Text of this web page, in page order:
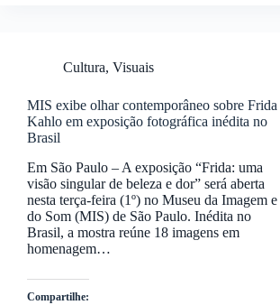
Cultura, Visuais
MIS exibe olhar contemporâneo sobre Frida
Kahlo em exposição fotográfica inédita no
Brasil
Em São Paulo – A exposição “Frida: uma
visão singular de beleza e dor” será aberta
nesta terça-feira (1º) no Museu da Imagem e
do Som (MIS) de São Paulo. Inédita no
Brasil, a mostra reúne 18 imagens em
homenagem…
Compartilhe: